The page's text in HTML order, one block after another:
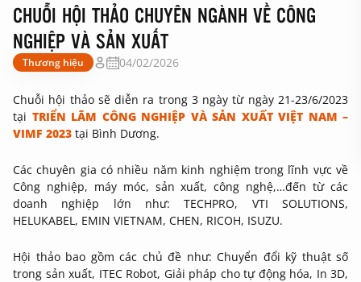
CHUỖI HỘI THẢO CHUYÊN NGÀNH VỀ CÔNG
NGHIỆP VÀ SẢN XUẤT
Thương hiệu 04/02/2026
Chuỗi hội thảo sẽ diễn ra trong 3 ngày từ ngày 21-23/6/2023
tại TRIỂN LÃM CÔNG NGHIỆP VÀ SẢN XUẤT VIỆT NAM –
VIMF 2023 tại Bình Dương.
Các chuyên gia có nhiều năm kinh nghiệm trong lĩnh vực về
Công nghiệp, máy móc, sản xuất, công nghệ,…đến từ các
doanh nghiệp lớn như: TECHPRO, VTI SOLUTIONS,
HELUKABEL, EMIN VIETNAM, CHEN, RICOH, ISUZU.
Hội thảo bao gồm các chủ đề như: Chuyển đổi kỹ thuật số
trong sản xuất, ITEC Robot, Giải pháp cho tự động hóa, In 3D,